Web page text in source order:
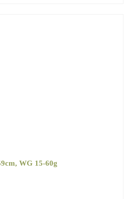
WG 15-60g